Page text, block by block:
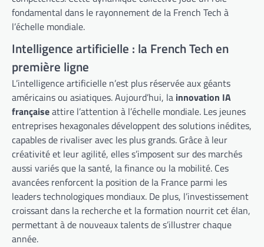
fondamental dans le rayonnement de la French Tech à
l’échelle mondiale.
Intelligence artificielle : la French Tech en
première ligne
L’intelligence artificielle n’est plus réservée aux géants
américains ou asiatiques. Aujourd’hui, la innovation IA
françaiseattire l’attention à l’échelle mondiale. Les jeunes
entreprises hexagonales développent des solutions inédites,
capables de rivaliser avec les plus grands. Grâce à leur
créativité et leur agilité, elles s’imposent sur des marchés
aussi variés que la santé, la finance ou la mobilité. Ces
avancées renforcent la position de la France parmi les
leaders technologiques mondiaux. De plus, l’investissement
croissant dans la recherche et la formation nourrit cet élan,
permettant à de nouveaux talents de s’illustrer chaque
année.